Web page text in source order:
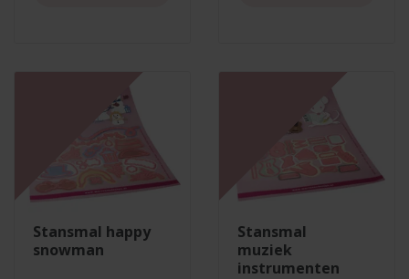
stansmal happy
snowman
stansmal
muziek
instrumenten